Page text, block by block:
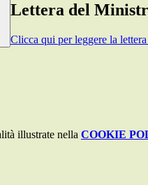
Lettera del
Clicca qui per leggere la
illustrate nella COOKIE